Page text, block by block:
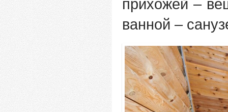
прихожей –
ванной –